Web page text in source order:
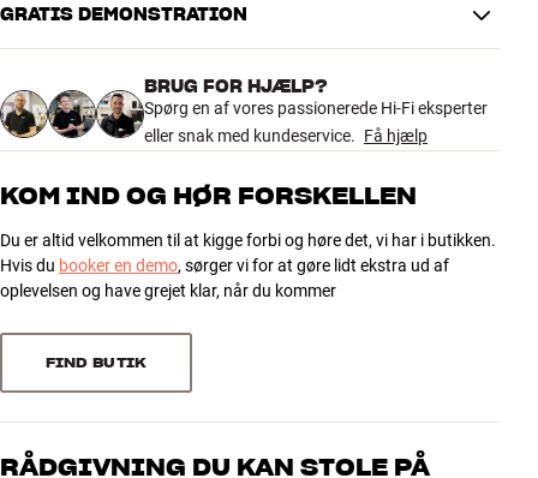
nøje afstemt, så du ikke risikerer slid på centerlejet i utide. Hvis din
pladespiller har en tungere tallerken og dermed et kraftigere
centerleje, findes der tungere alternativer, som kan give endnu
bedre dæmpning.
Mere fra Essentials
Vægt (kg)
Design
Metalfinish
Mål (emballage)
10,5 x 5 x 13,5 cm (bredde x
højde x dybde)
GENERELLE EGENSKABER
Udført i sortlakeret aluminium
Beskyttende filtbeklædning på underside
4.6
10 anmeldelser
3 2
2
Sorter efter
GRATIS DEMONSTRATION
BRUG FOR HJÆLP?
Spørg en af vores passionerede Hi-Fi eksperter
eller snak med kundeservice. Få hjælp
KOM IND OG HØR FORSKELLEN
Du er altid velkommen til at kigge forbi og høre det, vi har i butikken.
Hvis du booker en demo, sørger vi for at gøre lidt ekstra ud af
oplevelsen og have grejet klar, når du kommer
FIND BUTIK
RÅDGIVNING DU KAN STOLE PÅ